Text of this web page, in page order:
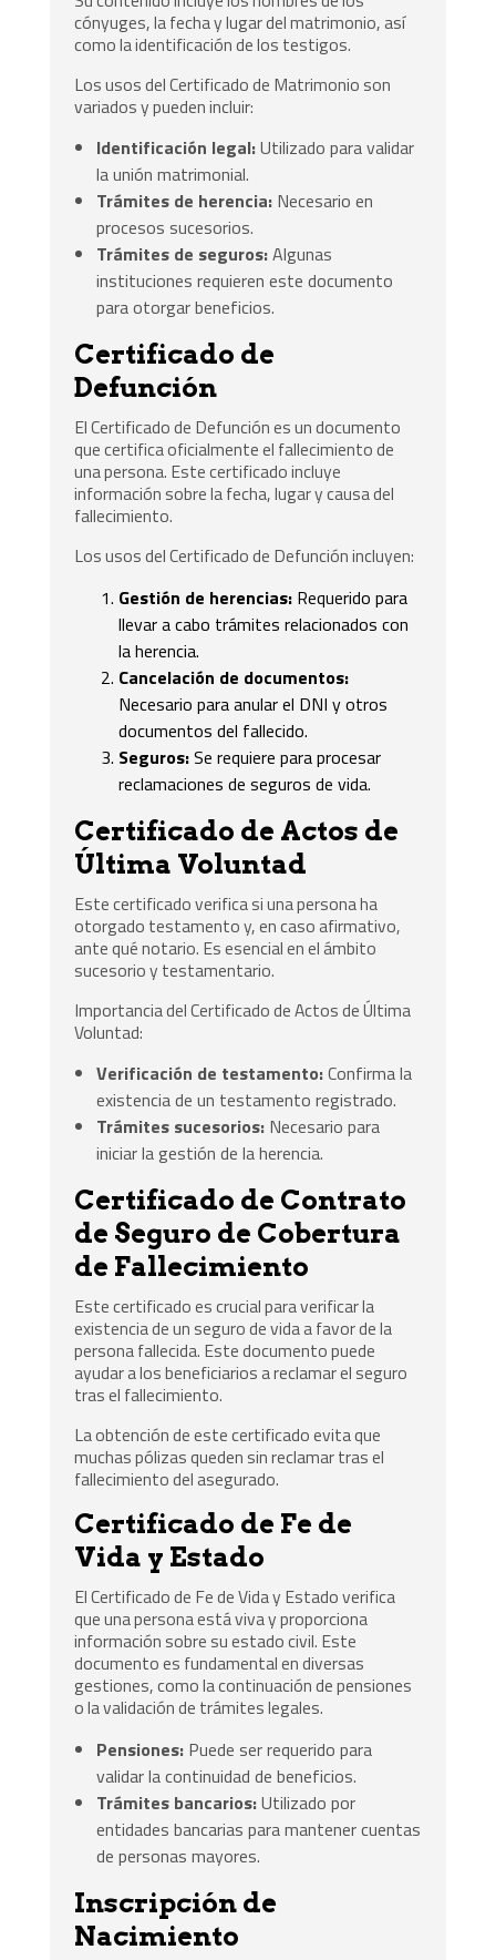
cónyuges, la fecha y lugar del matrimonio, así
como la identificación de los testigos.
Los usos del Certificado de Matrimonio son
variados y pueden incluir:
Identificación legal:Utilizado para validar
la unión matrimonial.
Trámites de herencia: Necesario en
procesos sucesorios.
Trámites de seguros:Algunas
instituciones requieren este documento
para otorgar beneficios.
Certificado de
Defunción
El Certificado de Defunción es un documento
que certifica oficialmente el fallecimiento de
una persona. Este certificado incluye
información sobre la fecha, lugar y causa del
fallecimiento.
Los usos del Certificado de Defunción incluyen:
Gestión de herencias: Requerido para
llevar a cabo trámites relacionados con
la herencia.
Cancelación de documentos:
Necesario para anular el DNI y otros
documentos del fallecido.
Seguros:Se requiere para procesar
reclamaciones de seguros de vida.
Certificado de Actos de
Última Voluntad
Este certificado verifica si una persona ha
otorgado testamento y, en caso afirmativo,
ante qué notario. Es esencial en el ámbito
sucesorio y testamentario.
Importancia del Certificado de Actos de Última
Voluntad:
Verificación de testamento:Confirma la
existencia de un testamento registrado.
Trámites sucesorios: Necesario para
iniciar la gestión de la herencia.
Certificado de Contrato
de Seguro de Cobertura
de Fallecimiento
Este certificado es crucial para verificar la
existencia de un seguro de vida a favor de la
persona fallecida. Este documento puede
ayudar a los beneficiarios a reclamar el seguro
tras el fallecimiento.
La obtención de este certificado evita que
muchas pólizas queden sin reclamar tras el
fallecimiento del asegurado.
Certificado de Fe de
Vida y Estado
El Certificado de Fe de Vida y Estado verifica
que una persona está viva y proporciona
información sobre su estado civil. Este
documento es fundamental en diversas
gestiones, como la continuación de pensiones
o la validación de trámites legales.
Pensiones: Puede ser requerido para
validar la continuidad de beneficios.
Trámites bancarios:Utilizado por
entidades bancarias para mantener cuentas
de personas mayores.
Inscripción de
Nacimiento